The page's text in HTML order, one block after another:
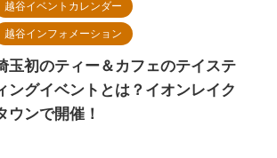
越谷イベントカレンダー
越谷インフォメーション
玉初のティー＆カフェのテイステ
ングイベントとは？イオンレイク
ウンで開催！